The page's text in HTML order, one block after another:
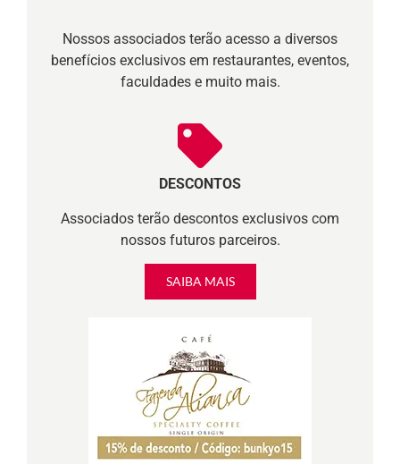
Nossos associados terão acesso a diversos
benefícios exclusivos em restaurantes, eventos,
faculdades e muito mais.
DESCONTOS
Associados terão descontos exclusivos com
nossos futuros parceiros.
SAIBA MAIS